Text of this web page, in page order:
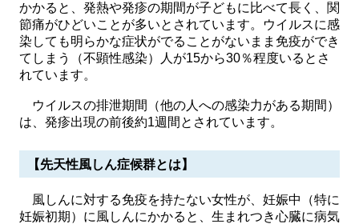
かかると、発熱や発疹の期間が子どもに比べて長く、関
節痛がひどいことが多いとされています。ウイルスに感
染しても明らかな症状がでることがないまま免疫ができ
てしまう（不顕性感染）人が15から30％程度いるとさ
れています。
ウイルスの排泄期間（他の人への感染力がある期間）
は、発疹出現の前後約1週間とされています。
【先天性風しん症候群とは】
風しんに対する免疫を持たない女性が、妊娠中（特に
妊娠初期）に風しんにかかると、生まれつき心臓に病気